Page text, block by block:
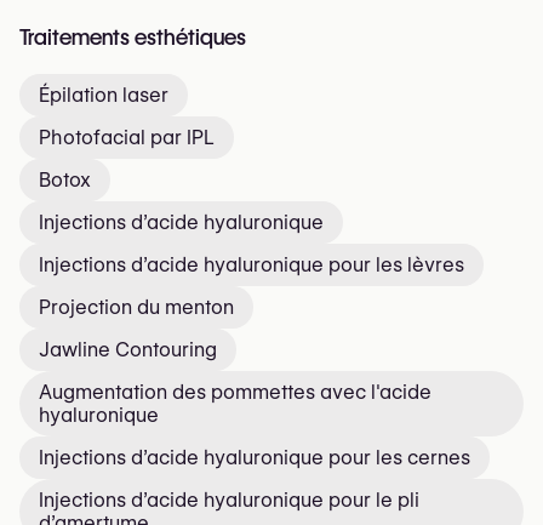
Traitements esthétiques
Épilation laser
Photofacial par IPL
Botox
Injections d’acide hyaluronique
Injections d’acide hyaluronique pour les lèvres
Projection du menton
Jawline Contouring
Augmentation des pommettes avec l'acide
hyaluronique
Injections d’acide hyaluronique pour les cernes
Injections d’acide hyaluronique pour le pli